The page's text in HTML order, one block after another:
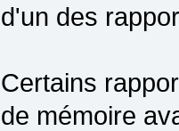
d'un des
Certains
de mémoire